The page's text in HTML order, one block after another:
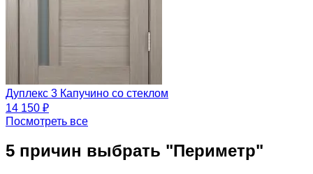
Дуплекс 3 Капучино со стеклом
14 150 ₽
Посмотреть все
5 причин выбрать "Периметр"